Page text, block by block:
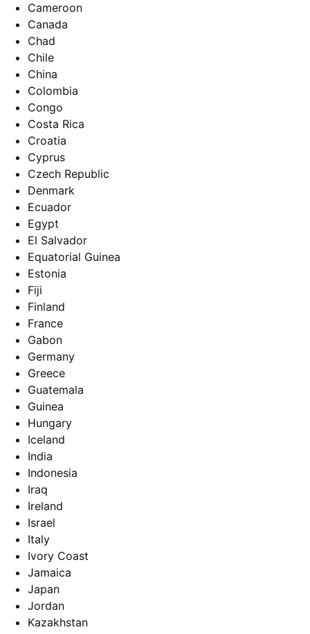
Cameroon
Canada
Chad
Chile
China
Colombia
Congo
Costa Rica
Croatia
Cyprus
Czech Republic
Denmark
Ecuador
Egypt
El Salvador
Equatorial Guinea
Estonia
Fiji
Finland
France
Gabon
Germany
Greece
Guatemala
Guinea
Hungary
Iceland
India
Indonesia
Iraq
Ireland
Israel
Italy
Ivory Coast
Jamaica
Japan
Jordan
Kazakhstan